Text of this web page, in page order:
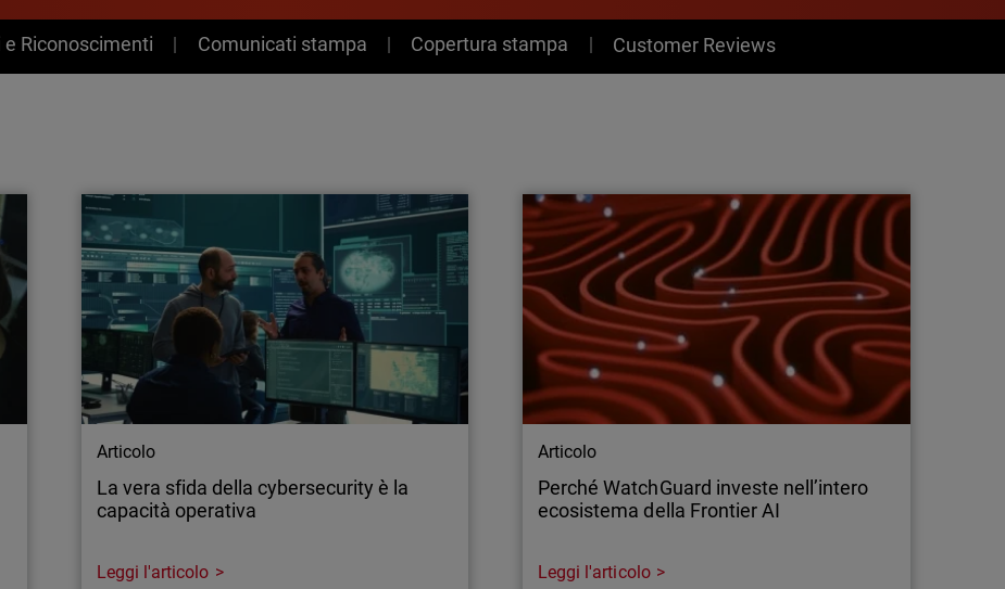
e Riconoscimenti Comunicati stampa Copertura stampa Customer Reviews
Articolo
La vera sfida della cybersecurity è la
capacità operativa
Leggi l'articolo
Articolo
Perché WatchGuard investe nell’intero
ecosistema della Frontier AI
Leggi l'articolo